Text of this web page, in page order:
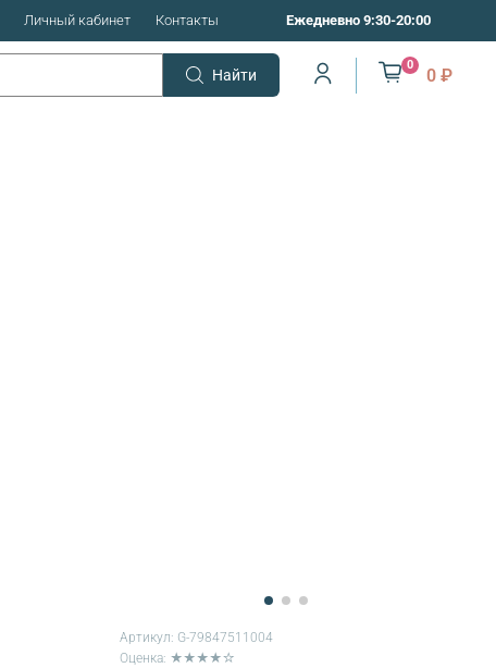
Личный кабинет Контакты Ежедневно 9:30-20:00
Найти
0
0 ₽
Артикул: G-79847511004
Оценка: ★★★★☆